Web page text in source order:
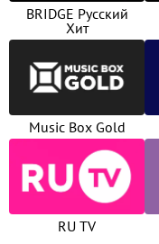
BRIDGE Русский
Хит
Music Box Gold
RU TV